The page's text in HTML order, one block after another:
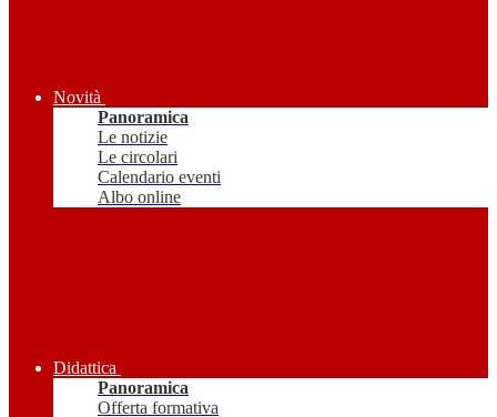
Novità
Panoramica
Le notizie
Le circolari
Calendario eventi
Albo online
Didattica
Panoramica
Offerta formativa